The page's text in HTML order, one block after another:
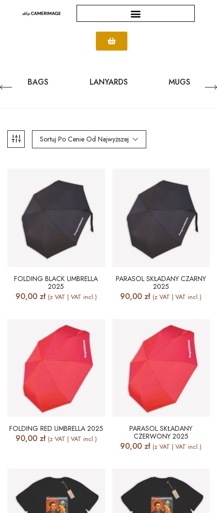
BAGS LANYARDS MUGS
Sortuj Po Cenie Od Najwyższej
FOLDING BLACK UMBRELLA
2025
90,00 zł (z VAT | VAT incl.)
PARASOL SKŁADANY CZARNY
2025
90,00zł (z VAT | VAT incl.)
FOLDING RED UMBRELLA 2025
90,00 zł (z VAT | VAT incl.)
PARASOL SKŁADANY
CZERWONY 2025
90,00zł (z VAT | VAT incl.)